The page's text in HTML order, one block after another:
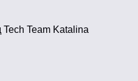
Tech Team Katalina